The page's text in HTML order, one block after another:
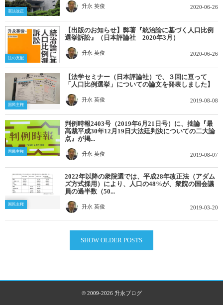
憲法改正
升永 英俊 2020-06-26
法の支配
【出版のお知らせ】弊著『統治論に基づく人口比例
選挙訴訟』（日本評論社 2020年3月）
升永 英俊 2020-06-26
国民主権
【法学セミナー（日本評論社）で、３回に亘って
「人口比例選挙」についての論文を発表しました】
升永 英俊 2019-08-08
国民主権
判例時報2403号（2019年6月21日号）に、拙論『最
高裁平成30年12月19日大法廷判決についての二大論
点』が掲...
升永 英俊 2019-08-07
国民主権
2022年以降の衆院選では、平成28年改正法（アダム
ズ方式採用）により、人口の48%が、衆院の国会議
員の過半数（50...
升永 英俊 2019-03-20
SHOW OLDER POSTS
© 2009-2026 升永ブログ